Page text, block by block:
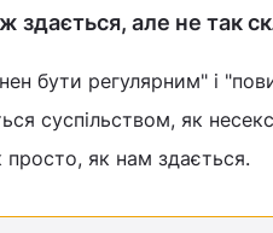
здається, але не так
бути регулярним" і
суспільством, як
просто, як нам здається.